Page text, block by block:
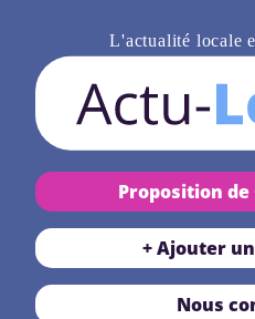
L'actualité locale
Proposition
+ Ajouter
Nous